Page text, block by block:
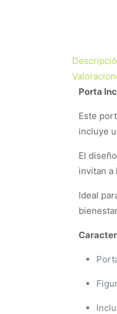
Porta
Este
incluye
El
invitan a
Ideal